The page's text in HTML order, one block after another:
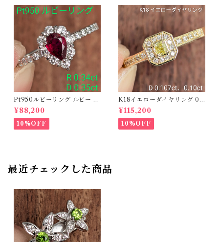
Pt950ルビーリング ルビー 0.
34ct ダイヤモンド 0.35ct【P
RO206885】
¥88,200
10%OFF
K18イエローダイヤリング 0.1
07ct D 0.10ct【PRO20878
1】
¥115,200
10%OFF
最近チェックした商品